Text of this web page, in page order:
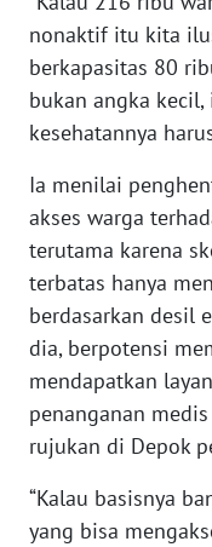
nonaktif itu kita
berkapasitas 80
bukan angka
kesehatannya
Ia menilai
akses warga
terutama karena
terbatas hanya
berdasarkan desil
dia, berpotensi
mendapatkan
penanganan
rujukan di Depok
“Kalau basisnya
yang bisa
WN
JAMBI
WN
WN
NTB
WN
SULTENG
SULBAR
WN
BABEL